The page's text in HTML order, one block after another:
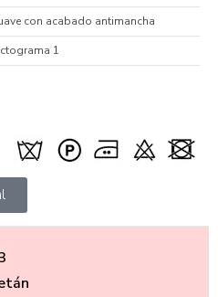
con acabado antimancha
1